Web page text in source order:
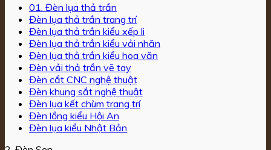
01. Đèn lụa thả trần
Đèn lụa thả trần trang trí
Đèn lụa thả trần kiểu xếp li
Đèn lụa thả trần kiểu vải nhăn
Đèn lụa thả trần kiểu hoa văn
Đèn vải thả trần vẽ tay
Đèn cắt CNC nghệ thuật
Đèn khung sắt nghệ thuật
Đèn lụa kết chùm trang trí
Đèn lồng kiểu Hội An
Đèn lụa kiểu Nhật Bản